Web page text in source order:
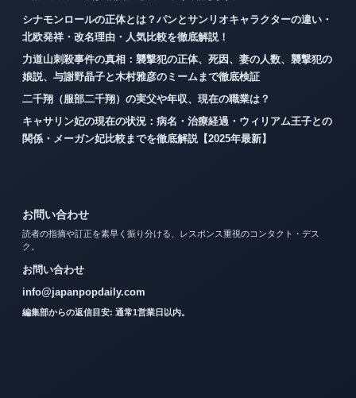
シナモンロールの正体とは？パンとサンリオキャラクターの違い・
北欧発祥・改名理由・人気比較を徹底解説！
力道山刺殺事件の真相：襲撃犯の正体、死因、妻の人数、襲撃犯の
娘説、与謝野晶子と木村雅彦のミームまで徹底検証
二千翔（服部二千翔）の実父や年収、現在の職業は？
キャサリン妃の現在の状況：病名・治療経過・ウィリアム王子との
関係・メーガン妃比較までを徹底解説【2025年最新】
お問い合わせ
読者の指摘や訂正を素早く振り分ける、レスポンス重視のコンタクト・デス
ク。
お問い合わせ
info@japanpopdaily.com
編集部からの返信目安: 通常1営業日以内。